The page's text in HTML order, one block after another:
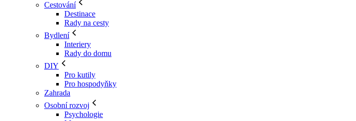
Cestování
Destinace
Rady na cesty
Bydlení
Interiery
Rady do domu
DIY
Pro kutily
Pro hospodyňky
Zahrada
Osobní rozvoj
Psychologie